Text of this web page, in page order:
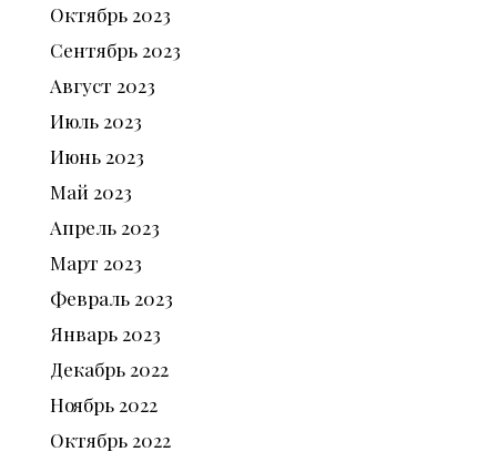
Октябрь 2023
Сентябрь 2023
Август 2023
Июль 2023
Июнь 2023
Май 2023
Апрель 2023
Март 2023
Февраль 2023
Январь 2023
Декабрь 2022
Ноябрь 2022
Октябрь 2022